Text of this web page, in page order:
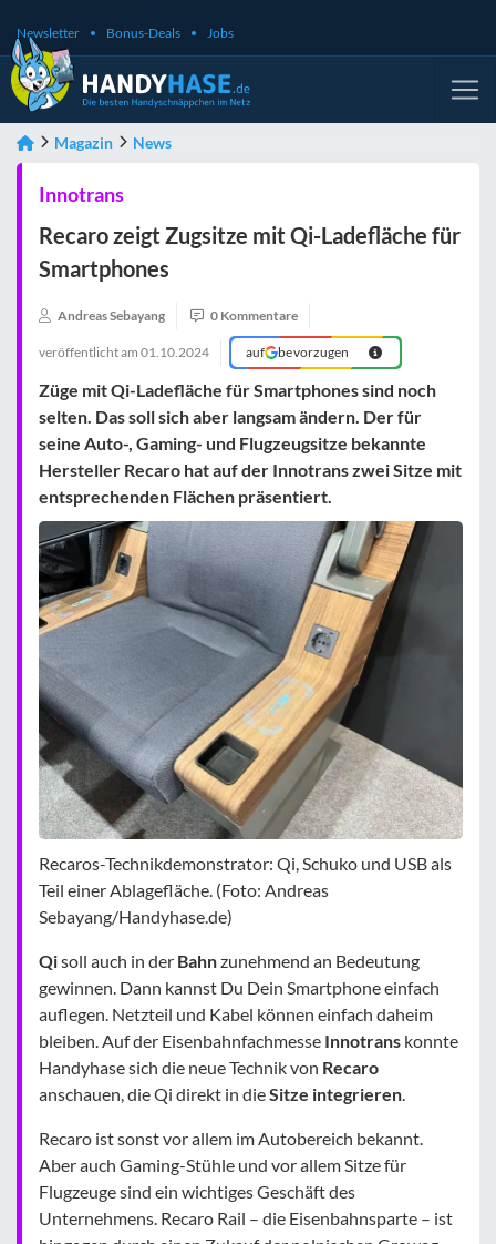
Newsletter Bonus-Deals Jobs
Magazin News
Innotrans
Recaro zeigt Zugsitze mit Qi-Ladefläche für
Smartphones
Andreas Sebayang 0 Kommentare
veröffentlicht am 01.10.2024 auf bevorzugen
Züge mit Qi-Ladefläche für Smartphones sind noch
selten. Das soll sich aber langsam ändern. Der für
seine Auto-, Gaming- und Flugzeugsitze bekannte
Hersteller Recaro hat auf der Innotrans zwei Sitze mit
entsprechenden Flächen präsentiert.
Recaros-Technikdemonstrator: Qi, Schuko und USB als
Teil einer Ablagefläche. (Foto: Andreas
Sebayang/Handyhase.de)
Qisoll auch in der Bahnzunehmend an Bedeutung
gewinnen. Dann kannst Du Dein Smartphone einfach
auflegen. Netzteil und Kabel können einfach daheim
bleiben. Auf der Eisenbahnfachmesse Innotrans konnte
Handyhase sich die neue Technik von Recaro
anschauen, die Qi direkt in dieSitze integrieren.
Recaro ist sonst vor allem im Autobereich bekannt.
Aber auch Gaming-Stühle und vor allem Sitze für
Flugzeuge sind ein wichtiges Geschäft des
Unternehmens. Recaro Rail – die Eisenbahnsparte – ist